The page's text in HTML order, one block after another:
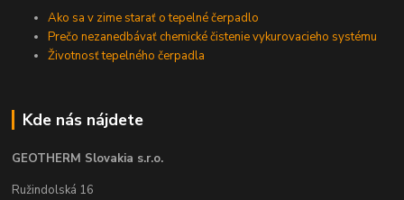
Ako sa v zime starať o tepelné čerpadlo
Prečo nezanedbávať chemické čistenie vykurovacieho systému
Životnosť tepelného čerpadla
Kde nás nájdete
GEOTHERM Slovakia s.r.o.
Ružindolská 16